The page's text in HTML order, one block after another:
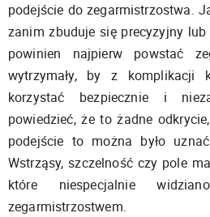
podejście do zegarmistrzostwa.
zanim zbuduje się precyzyjny
powinien najpierw powstać
wytrzymały, by z komplikacji
korzystać bezpiecznie i
powiedzieć, że to żadne
podejście to można było
Wstrząsy, szczelność czy pole
które niespecjalnie
zegarmistrzostwem.